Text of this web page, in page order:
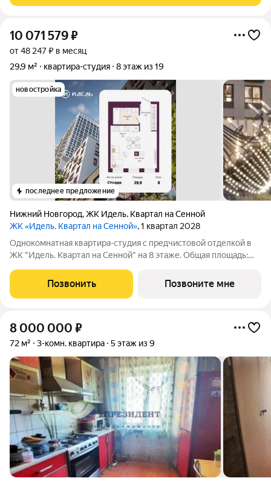
10 071 579₽
от 48 247 ₽ в месяц
29,9 м²
квартира-студия 8 этаж из 19
новостройка
последнее предложение
Нижний Новгород,ЖК Идель. Квартал на Сенной
ЖК «Идель. Квартал на Сенной», 1 квартал 2028
Однокомнатная квартира-студия с предчистовой отделкой в
ЖК "Идель. Квартал на Сенной" на 8 этаже. Общая площадь:
выделено под кухонную зону. Все окна выходят на одну
сторону. В квартире один
Позвонить Позвоните мне
8 000 000 ₽
72 м² 3-комн. квартира 5 этаж из 9